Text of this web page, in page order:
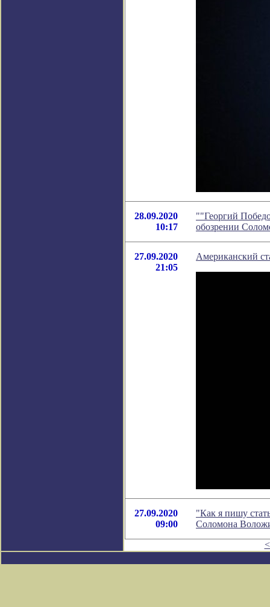
28.09.2020
10:17
""Георгий
обозрении
27.09.2020
21:05
Американский
27.09.2020
09:00
"Как я пишу
Соломона